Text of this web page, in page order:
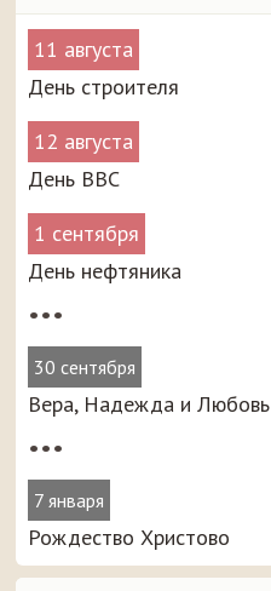
11 августа
День строителя
12 августа
День ВВС
1 сентября
День нефтяника
•••
30 сентября
Вера, Надежда и Любовь
•••
7 января
Рождество Христово